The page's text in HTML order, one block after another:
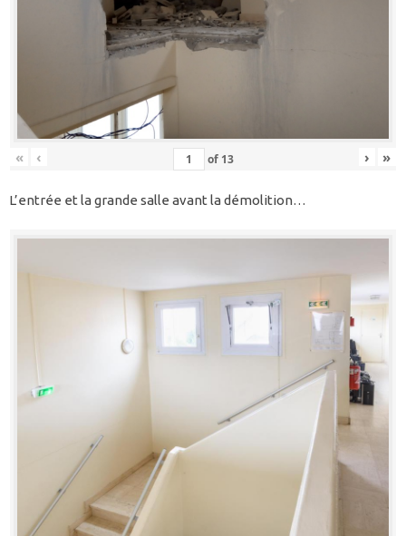
« ‹ of 13 › »
L’entrée et la grande salle avant la démolition…